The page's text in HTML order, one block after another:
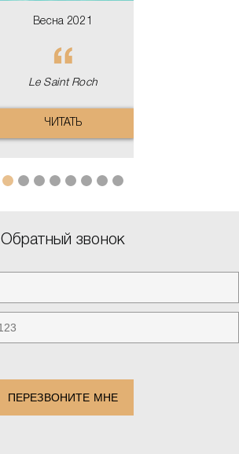
Весна 2021
Le Saint Roch
ЧИТАТЬ
Обратный звонок
ПЕРЕЗВОНИТЕ МНЕ